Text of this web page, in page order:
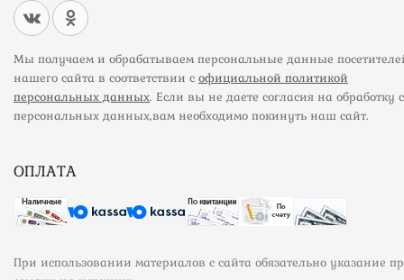
Мы получаем и обрабатываем персональные данные
нашего сайта в соответствии с официальной политикой
персональных данных. Если вы не даете согласия на обработку
персональных данных,вам необходимо покинуть наш сайт.
ОПЛАТА
При использовании материалов с сайта обязательно указание